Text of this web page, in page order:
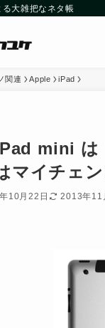
大雑把なネタ帳
関連 Apple iPad
mini は
マイチェ
10月22日 2013年11